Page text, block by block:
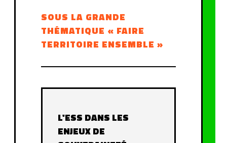
SOUS LA GRANDE
THÉMATIQUE « FAIRE
TERRITOIRE ENSEMBLE »
L'ESS DANS LES
ENJEUX DE